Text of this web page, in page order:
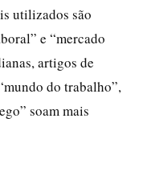
utilizados são
e “mercado
artigos de
do trabalho”,
soam mais